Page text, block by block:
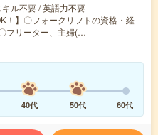
ル不要 / 英語力不要
！】〇フォークリフトの資格・経
フリーター、主婦(…
40代 50代 60代